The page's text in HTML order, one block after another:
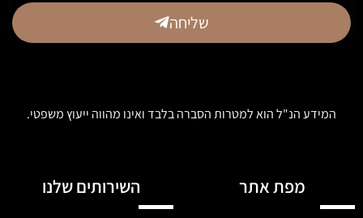
שליחה
המידע הנ"ל הוא למטרות הסברה בלבד ואינו מהווה ייעוץ משפטי.
מפת אתר השירותים שלנו